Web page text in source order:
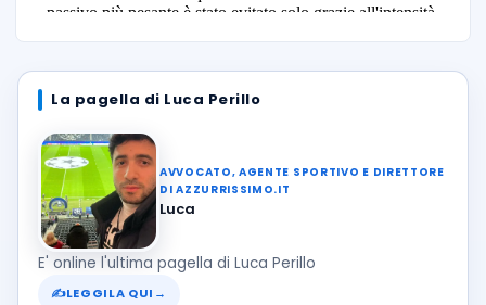
La pagella di Luca Perillo
AVVOCATO, AGENTE SPORTIVO E DIRETTORE
DI AZZURRISSIMO.IT
Luca
E' online l'ultima pagella di Luca Perillo
✍LEGGILA QUI →